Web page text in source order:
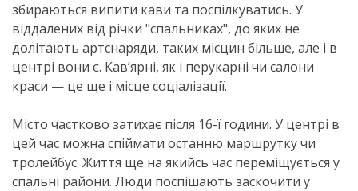
збираються випити кави та поспілкуватись. У
віддалених від річки "спальниках", до яких не
долітають артснаряди, таких місцин більше, але і в
центрі вони є. Кавʼярні, як і перукарні чи салони
краси — це ще і місце соціалізації.
Місто частково затихає після 16-ї години. У центрі в
цей час можна спіймати останню маршрутку чи
тролейбус. Життя ще на якийсь час переміщується у
спальні райони. Люди поспішають заскочити у